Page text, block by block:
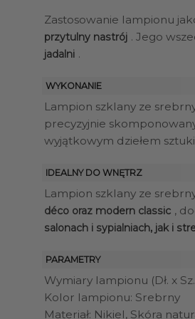
Zastosowanie lampionu
przytulny nastrój . Jego
jadalni .
WYKONANIE
Lampion szklany ze
precyzyjnie
wyjątkowym dziełem
IDEALNY DO WNĘTRZ
Lampion szklany ze
déco oraz modern classic ,
salonach i sypialniach, jak i
PARAMETRY
Wymiary lampionu (Dł. x Sz.
Kolor lampionu: Srebrny
Materiał: Nikiel, Skóra